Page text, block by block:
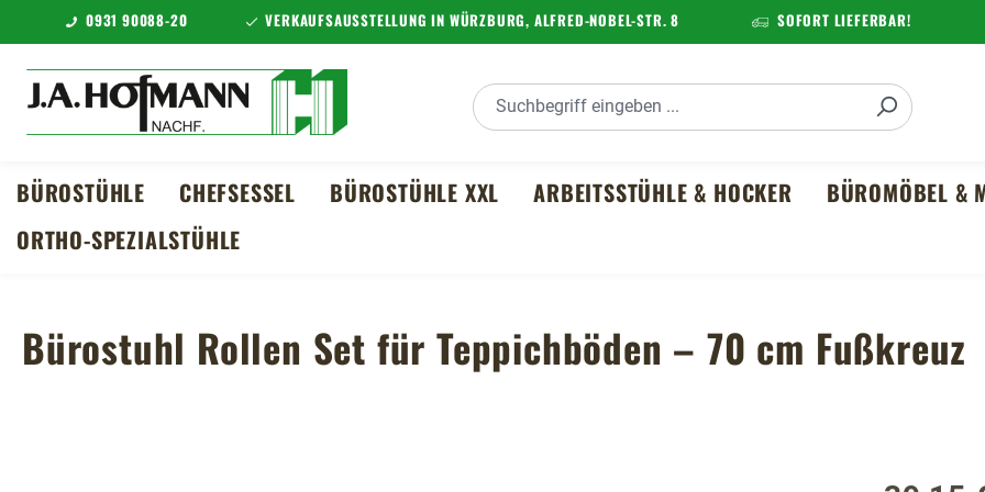
Hauptinhalt springen
Zur Suche springen
Zur Hauptnavigation springen
0931 90088-20 VERKAUFSAUSSTELLUNG IN WÜRZBURG, ALFRED-NOBEL-STR. 8 SOFORT LIEFERBAR!
BÜROSTÜHLE CHEFSESSEL BÜROSTÜHLE XXL ARBEITSSTÜHLE & HOCKER BÜROMÖBEL &
ORTHO-SPEZIALSTÜHLE
Bürostuhl Rollen Set für Teppichböden – 70 cm Fußkreuz